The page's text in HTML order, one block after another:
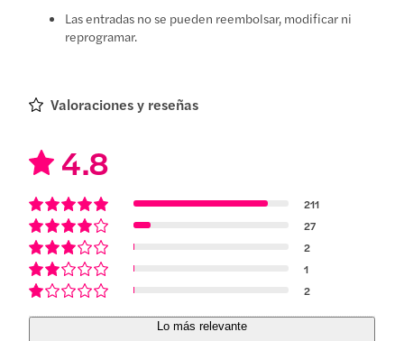
Las entradas no se pueden reembolsar, modificar ni
reprogramar.
Valoraciones y reseñas
4.8
211
27
2
1
2
Lo más relevante